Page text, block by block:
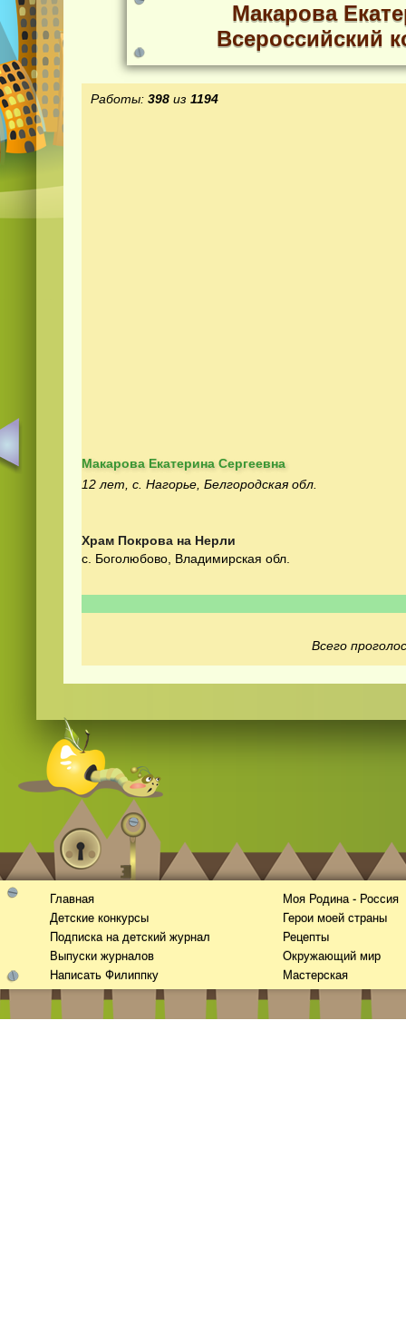
Макарова
Всероссийский
Работы: 398 из 1194
Макарова Екатерина Сергеевна
12 лет, с. Нагорье, Белгородская обл.
Храм Покрова на Нерли
с. Боголюбово, Владимирская обл.
Всего
Главная
Детские конкурсы
Подписка на детский журнал
Выпуски журналов
Написать Филиппку
Моя Родина - Россия
Герои моей страны
Рецепты
Окружающий мир
Мастерская
Смотреть видео365онлайн